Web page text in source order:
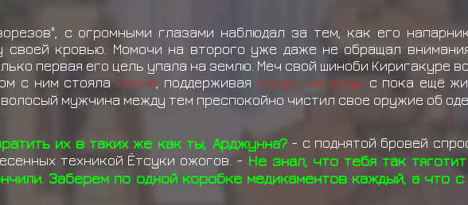
с огромными глазами наблюдал за тем, как его
своей кровью. Момочи на второго уже даже не обращал
первая его цель упала на землю. Меч свой шиноби Киригакуре
с ним стоялакопия, поддерживая сферу из воды с пока ещё
мужчина между тем преспокойно чистил свое оружие об
их в таких же как ты, Арджунна?- с поднятой бровей
техникой Ётсуки ожогов. - Не знал, что тебя так
Заберем по одной коробке медикаментов каждый, а что